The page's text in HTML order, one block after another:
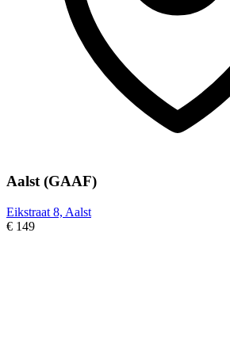
Aalst (GAAF)
Eikstraat 8, Aalst
€ 149